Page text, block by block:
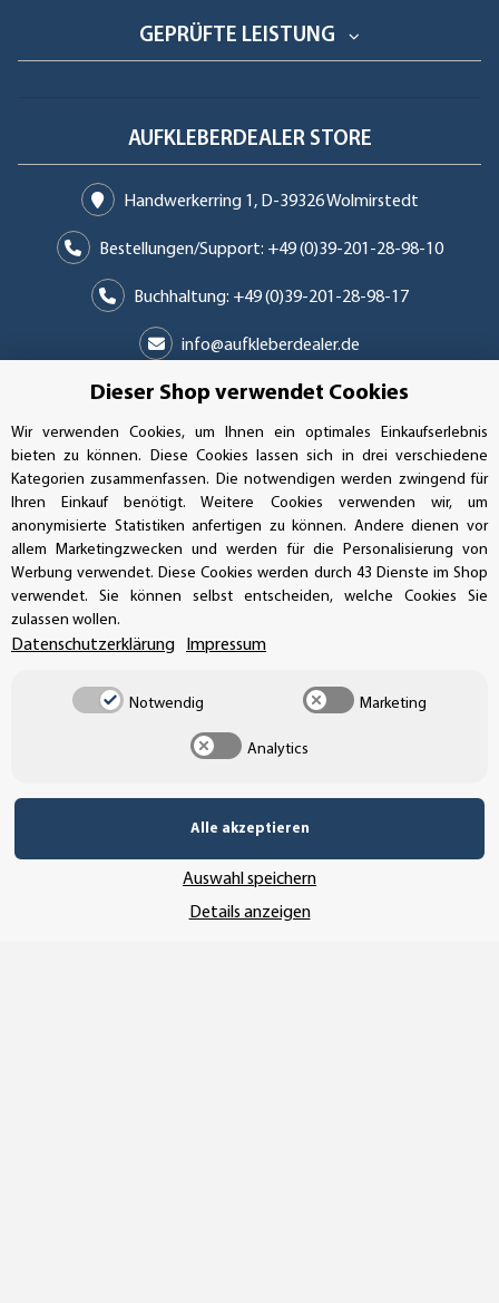
GEPRÜFTE LEISTUNG
AUFKLEBERDEALER STORE
Handwerkerring 1, D-39326 Wolmirstedt
Bestellungen/Support: +49 (0)39-201-28-98-10
Buchhaltung: +49 (0)39-201-28-98-17
info@aufkleberdealer.de
UNSER AFFILIATE-PROGRAMM
UNSERE ZAHLUNGSARTEN*
SSL-Verschlüsselung
UNSER VERSANDDIENSTLEISTER
Dieser Shop verwendet Cookies
Wir verwenden Cookies, um Ihnen ein optimales Einkaufserlebnis
bieten zu können. Diese Cookies lassen sich in drei verschiedene
Kategorien zusammenfassen. Die notwendigen werden zwingend für
Ihren Einkauf benötigt. Weitere Cookies verwenden wir, um
anonymisierte Statistiken anfertigen zu können. Andere dienen vor
allem Marketingzwecken und werden für die Personalisierung von
Werbung verwendet. Diese Cookies werden durch 43 Dienste im Shop
verwendet. Sie können selbst entscheiden, welche Cookies Sie
zulassen wollen.
Datenschutzerklärung Impressum
Notwendig Marketing
Analytics
Alle akzeptieren
Auswahl speichern
Details anzeigen